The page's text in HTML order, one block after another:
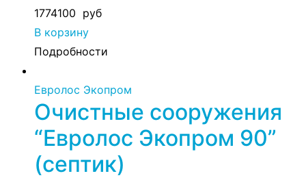
1774100 руб
В корзину
Подробности
Евролос Экопром
Очистные сооружения
“Евролос Экопром 90”
(септик)